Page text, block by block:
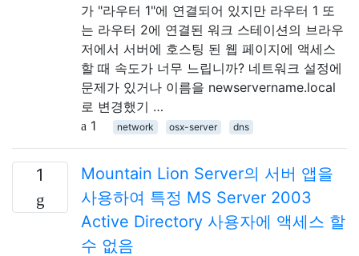
가 "라우터 1"에 연결되어 있지만 라우터 1 또
는 라우터 2에 연결된 워크 스테이션의 브라우
저에서 서버에 호스팅 된 웹 페이지에 액세스
할 때 속도가 너무 느립니까? 네트워크 설정에
문제가 있거나 이름을 newservername.local
로 변경했기 …
1
network osx-server dns
1
Mountain Lion Server의 서버 앱을
사용하여 특정 MS Server 2003
Active Directory 사용자에 액세스 할
수 없음